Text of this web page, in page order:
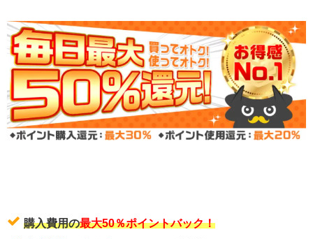
購入費用の最大50％ポイントバック！